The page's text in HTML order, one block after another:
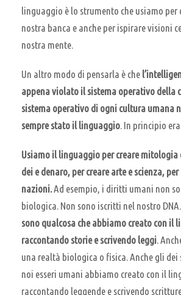
linguaggio è lo strumento che usiamo
nostra banca e anche per ispirare visioni
nostra mente.
Un altro modo di pensarla è che
appena violato il sistema operativo della
sistema operativo di ogni cultura umana
sempre stato il linguaggio. In principio
Usiamo il linguaggio per creare mitologia
dei e denaro, per creare arte e scienza,
nazioni.Ad esempio, i diritti umani non
biologica. Non sono iscritti nel nostro DNA.
sono qualcosa che abbiamo creato con il
raccontando storie e scrivendo leggi.
una realtà biologica o fisica. Anche gli dei
noi esseri umani abbiamo creato con il
raccontando leggende e scrivendo